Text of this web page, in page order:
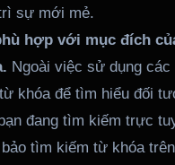
sự mới mẻ.
hợp với mục đích
Ngoài việc sử dụng các
khóa để tìm hiểu đối
đang tìm kiếm trực
tìm kiếm từ khóa